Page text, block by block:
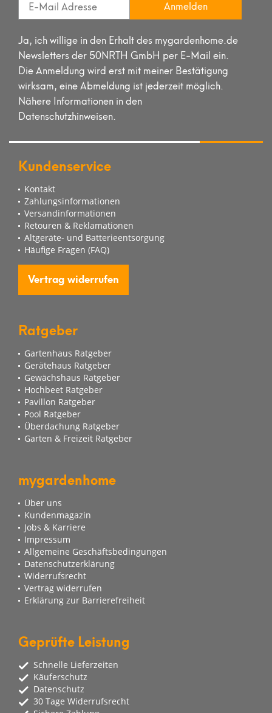
Anmelden
Ja, ich willige in den Erhalt des mygardenhome.de
Newsletters der 50NRTH GmbH per E-Mail ein.
Die Anmeldung wird erst mit meiner Bestätigung
wirksam, eine Abmeldung ist jederzeit möglich.
Nähere Informationen in den
Datenschutzhinweisen.
Kundenservice
Kontakt
Zahlungsinformationen
Versandinformationen
Retouren & Reklamationen
Altgeräte- und Batterieentsorgung
Häufige Fragen (FAQ)
Vertrag widerrufen
Ratgeber
Gartenhaus Ratgeber
Gerätehaus Ratgeber
Gewächshaus Ratgeber
Hochbeet Ratgeber
Pavillon Ratgeber
Pool Ratgeber
Überdachung Ratgeber
Garten & Freizeit Ratgeber
mygardenhome
Über uns
Kundenmagazin
Jobs & Karriere
Impressum
Allgemeine Geschäftsbedingungen
Datenschutzerklärung
Widerrufsrecht
Vertrag widerrufen
Erklärung zur Barrierefreiheit
Geprüfte Leistung
Schnelle Lieferzeiten
Käuferschutz
Datenschutz
30 Tage Widerrufsrecht